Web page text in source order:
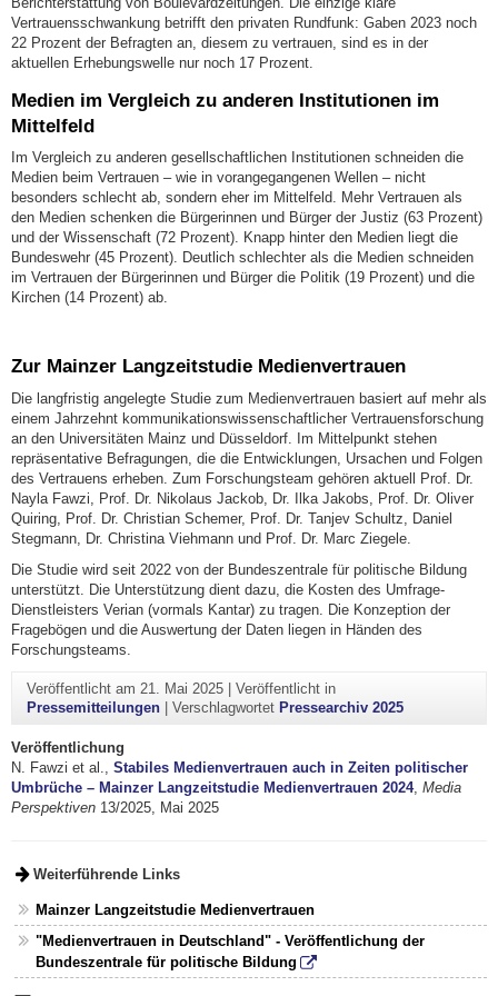
Vertrauensschwankung betrifft den privaten Rundfunk: Gaben 2023 noch
22 Prozent der Befragten an, diesem zu vertrauen, sind es in der
aktuellen Erhebungswelle nur noch 17 Prozent.
Medien im Vergleich zu anderen Institutionen im
Mittelfeld
Im Vergleich zu anderen gesellschaftlichen Institutionen schneiden die
Medien beim Vertrauen – wie in vorangegangenen Wellen – nicht
besonders schlecht ab, sondern eher im Mittelfeld. Mehr Vertrauen als
den Medien schenken die Bürgerinnen und Bürger der Justiz (63 Prozent)
und der Wissenschaft (72 Prozent). Knapp hinter den Medien liegt die
Bundeswehr (45 Prozent). Deutlich schlechter als die Medien schneiden
im Vertrauen der Bürgerinnen und Bürger die Politik (19 Prozent) und die
Kirchen (14 Prozent) ab.
Zur Mainzer Langzeitstudie Medienvertrauen
Die langfristig angelegte Studie zum Medienvertrauen basiert auf mehr als
einem Jahrzehnt kommunikationswissenschaftlicher Vertrauensforschung
an den Universitäten Mainz und Düsseldorf. Im Mittelpunkt stehen
repräsentative Befragungen, die die Entwicklungen, Ursachen und Folgen
des Vertrauens erheben. Zum Forschungsteam gehören aktuell Prof. Dr.
Nayla Fawzi, Prof. Dr. Nikolaus Jackob, Dr. Ilka Jakobs, Prof. Dr. Oliver
Quiring, Prof. Dr. Christian Schemer, Prof. Dr. Tanjev Schultz, Daniel
Stegmann, Dr. Christina Viehmann und Prof. Dr. Marc Ziegele.
Die Studie wird seit 2022 von der Bundeszentrale für politische Bildung
unterstützt. Die Unterstützung dient dazu, die Kosten des Umfrage-
Dienstleisters Verian (vormals Kantar) zu tragen. Die Konzeption der
Fragebögen und die Auswertung der Daten liegen in Händen des
Forschungsteams.
Veröffentlicht am 21. Mai 2025| Veröffentlicht in
Pressemitteilungen| Verschlagwortet Pressearchiv 2025
Veröffentlichung
N. Fawzi et al., Stabiles Medienvertrauen auch in Zeiten politischer
Umbrüche – Mainzer Langzeitstudie Medienvertrauen 2024, Media
Perspektiven 13/2025, Mai 2025
Weiterführende Links
Mainzer Langzeitstudie Medienvertrauen
"Medienvertrauen in Deutschland" - Veröffentlichung der
Bundeszentrale für politische Bildung